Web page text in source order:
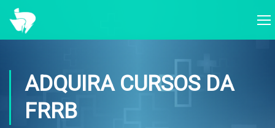
ADQUIRA CURSOS DA
FRRB